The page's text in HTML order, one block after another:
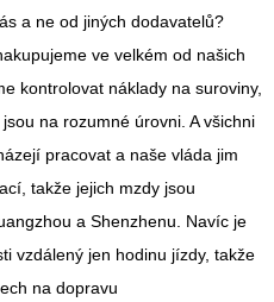
a ne od jiných dodavatelů?
ve velkém od našich
kontrolovat náklady na suroviny,
na rozumné úrovni. A všichni
pracovat a naše vláda jim
takže jejich mzdy jsou
a Shenzhenu. Navíc je
vzdálený jen hodinu jízdy, takže
na dopravu